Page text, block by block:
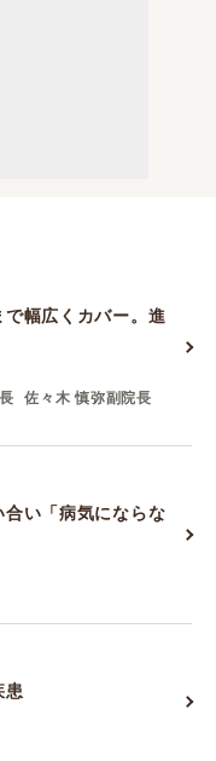
幅広くカバー。進
佐々⽊ 慎弥副院⻑
い「病気にならな
患